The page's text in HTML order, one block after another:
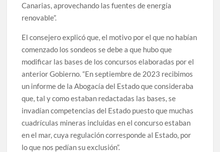
Canarias, aprovechando las fuentes de energía
renovable”.
El consejero explicó que, el motivo por el que no habían
comenzado los sondeos se debe a que hubo que
modificar las bases de los concursos elaboradas por el
anterior Gobierno. “En septiembre de 2023 recibimos
un informe de la Abogacía del Estado que consideraba
que, tal y como estaban redactadas las bases, se
invadían competencias del Estado puesto que muchas
cuadrículas mineras incluidas en el concurso estaban
en el mar, cuya regulación corresponde al Estado, por
lo que nos pedían su exclusión”.